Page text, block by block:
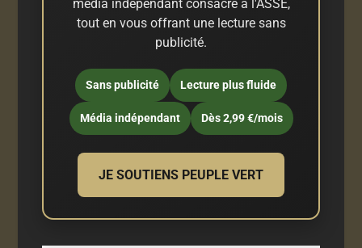
média indépendant consacré à l'ASSE,
tout en vous offrant une lecture sans
publicité.
Sans publicité Lecture plus fluide
Média indépendant Dès 2,99 €/mois
JE SOUTIENS PEUPLE VERT